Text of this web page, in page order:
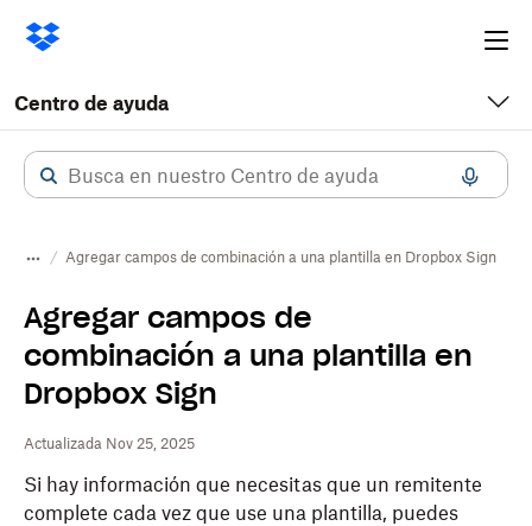
Centro de ayuda
Agregar campos de combinación a una plantilla en Dropbox Sign
Agregar campos de
combinación a una plantilla en
Dropbox Sign
Actualizada Nov 25, 2025
Si hay información que necesitas que un remitente
complete cada vez que use una plantilla, puedes